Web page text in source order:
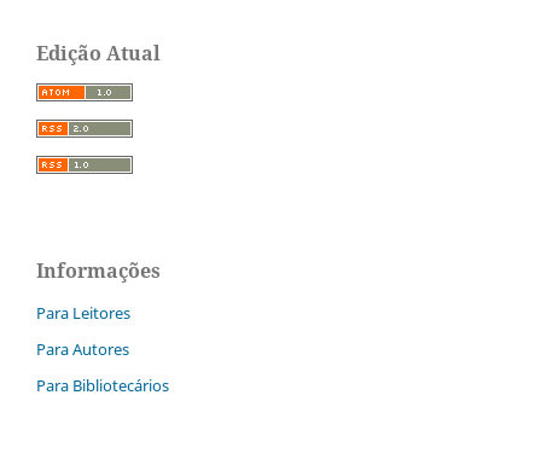
Edição Atual
Informações
Para Leitores
Para Autores
Para Bibliotecários